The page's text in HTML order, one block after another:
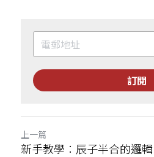
訂閱
上一篇
新手教學：辰子半合的邏輯